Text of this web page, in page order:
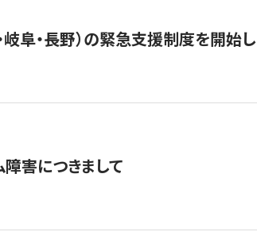
阜・長野）の緊急支援制度を開始
害につきまして